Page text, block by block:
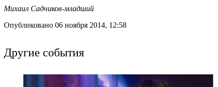
Михаил Садчиков-младший
Опубликовано 06 ноября 2014, 12:58
Другие события